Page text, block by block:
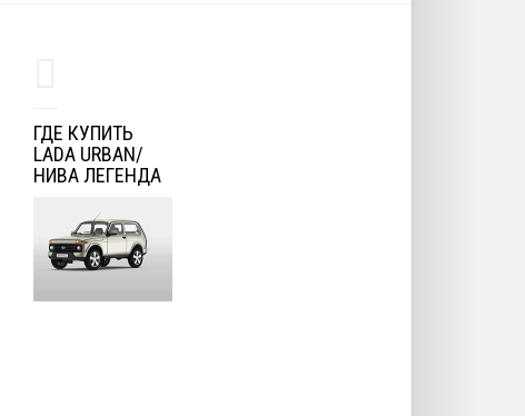
ГДЕ КУПИТЬ
LADA URBAN/
НИВА ЛЕГЕНДА